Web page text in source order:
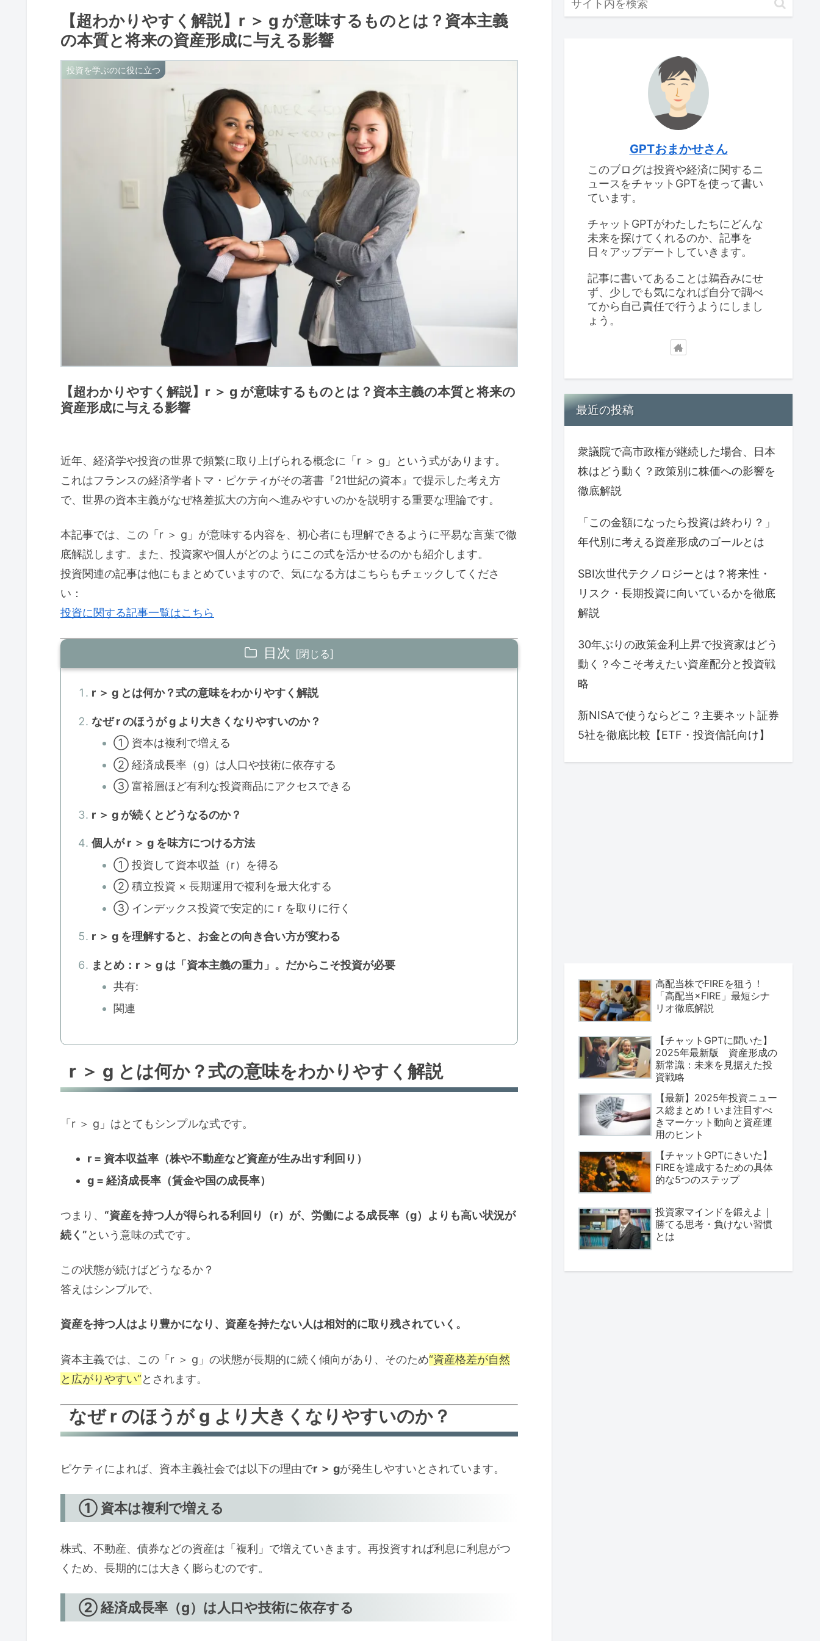
【超わかりやすく解説】r ＞ g が意味するものとは？資本主義
の本質と将来の資産形成に与える影響
投資を学ぶのに役に立つ
【超わかりやすく解説】r ＞ g が意味するものとは？資本主義の本質と将来の
資産形成に与える影響
近年、経済学や投資の世界で頻繁に取り上げられる概念に「r ＞ g」という式があります。
これはフランスの経済学者トマ・ピケティがその著書『21世紀の資本』で提示した考え方
で、世界の資本主義がなぜ格差拡大の方向へ進みやすいのかを説明する重要な理論です。
本記事では、この「r ＞ g」が意味する内容を、初心者にも理解できるように平易な言葉で徹
底解説します。また、投資家や個人がどのようにこの式を活かせるのかも紹介します。
投資関連の記事は他にもまとめていますので、気になる方はこちらもチェックしてくださ
い：
投資に関する記事一覧はこちら
目次
r ＞ g とは何か？式の意味をわかりやすく解説
なぜ r のほうが g より大きくなりやすいのか？
① 資本は複利で増える
② 経済成長率（g）は人口や技術に依存する
③ 富裕層ほど有利な投資商品にアクセスできる
r ＞ g が続くとどうなるのか？
個人が r ＞ g を味方につける方法
① 投資して資本収益（r）を得る
② 積立投資 × 長期運用で複利を最大化する
③ インデックス投資で安定的に r を取りに行く
r ＞ g を理解すると、お金との向き合い方が変わる
まとめ：r ＞ g は「資本主義の重力」。だからこそ投資が必要
共有:
関連
r ＞ g とは何か？式の意味をわかりやすく解説
「r ＞ g」はとてもシンプルな式です。
r = 資本収益率（株や不動産など資産が生み出す利回り）
g = 経済成長率（賃金や国の成長率）
つまり、 “資産を持つ人が得られる利回り（r）が、労働による成長率（g）よりも高い状況が
続く”という意味の式です。
この状態が続けばどうなるか？
答えはシンプルで、
資産を持つ人はより豊かになり、資産を持たない人は相対的に取り残されていく。
資本主義では、この「r ＞ g」の状態が長期的に続く傾向があり、そのため“資産格差が自然
と広がりやすい”とされます。
なぜ r のほうが g より大きくなりやすいのか？
ピケティによれば、資本主義社会では以下の理由でr ＞ gが発生しやすいとされています。
① 資本は複利で増える
株式、不動産、債券などの資産は「複利」で増えていきます。再投資すれば利息に利息がつ
くため、長期的には大きく膨らむのです。
② 経済成長率（g）は人口や技術に依存する
GPTおまかせさん
このブログは投資や経済に関するニ
ュースをチャットGPTを使って書い
ています。
チャットGPTがわたしたちにどんな
未来を探けてくれるのか、記事を
日々アップデートしていきます。
記事に書いてあることは鵜呑みにせ
ず、少しでも気になれば自分で調べ
てから自己責任で行うようにしまし
ょう。
最近の投稿
衆議院で高市政権が継続した場合、日本
株はどう動く？政策別に株価への影響を
徹底解説
「この金額になったら投資は終わり？」
年代別に考える資産形成のゴールとは
SBI次世代テクノロジーとは？将来性・
リスク・長期投資に向いているかを徹底
解説
30年ぶりの政策金利上昇で投資家はどう
動く？今こそ考えたい資産配分と投資戦
略
新NISAで使うならどこ？主要ネット証券
5社を徹底比較【ETF・投資信託向け】
高配当株でFIREを狙う！
「高配当×FIRE」最短シナ
リオ徹底解説
【チャットGPTに聞いた】
2025年最新版 資産形成の
新常識：未来を見据えた投
資戦略
【最新】2025年投資ニュー
ス総まとめ！いま注目すべ
きマーケット動向と資産運
用のヒント
【チャットGPTにきいた】
FIREを達成するための具体
的な5つのステップ
投資家マインドを鍛えよ｜
勝てる思考・負けない習慣
とは